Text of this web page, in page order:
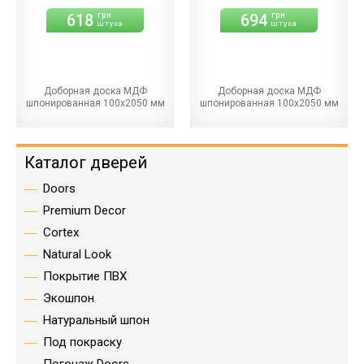
618 грн
штука
Доборная доска МДФ
шпонированная 100х2050 мм
694 грн
штука
Доборная доска МДФ
шпонированная 100х2050 мм
Каталог дверей
Doors
Premium Decor
Cortex
Natural Look
Покрытие ПВХ
Экошпон
Натуральный шпон
Под покраску